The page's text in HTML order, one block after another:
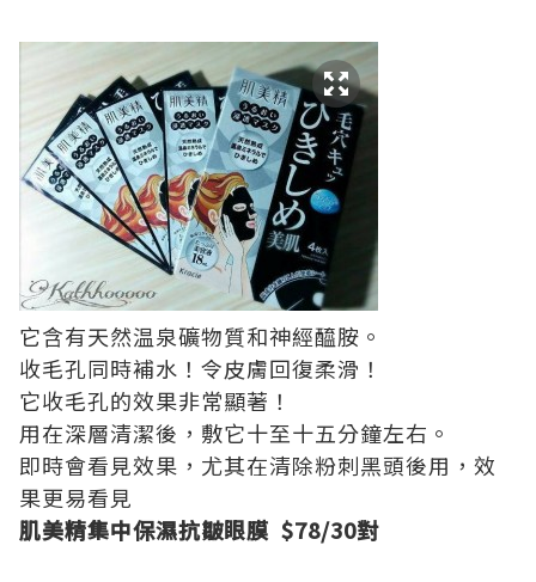
它含有天然温泉礦物質和神經醯胺。
收毛孔同時補水！令皮膚回復柔滑！
它收毛孔的效果非常顯著！
用在深層清潔後，敷它十至十五分鐘左右。
即時會看見效果，尤其在清除粉刺黑頭後用，效
果更易看見
肌美精集中保濕抗皺眼膜 $78/30對